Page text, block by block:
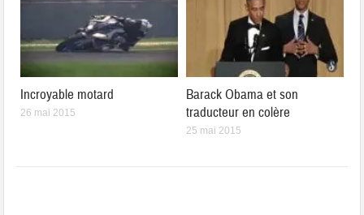
Incroyable motard
26 mai 2015
Barack Obama et son
traducteur en colère
25 mai 2015